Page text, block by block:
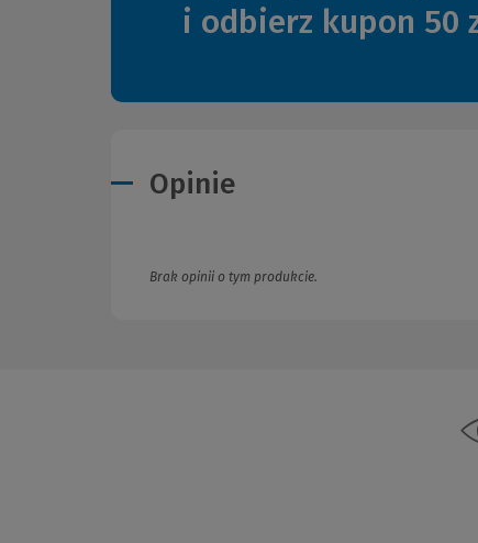
i odbierz kupon 50
Opinie
Brak opinii o tym produkcie.